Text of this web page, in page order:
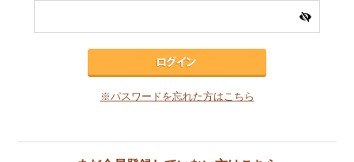
※パスワードを忘れた方はこちら